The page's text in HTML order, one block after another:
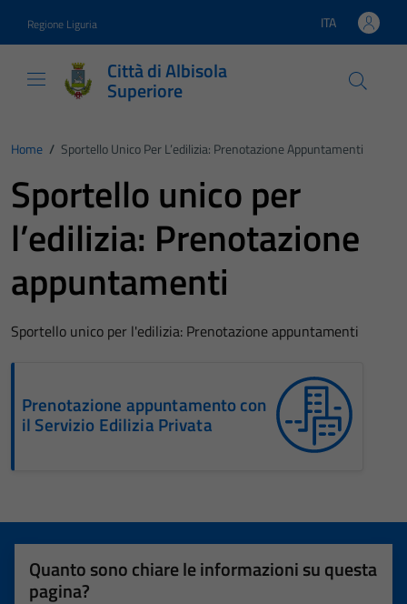
Regione Liguria Lingua attiva:
ITA
Città di Albisola
Superiore
Home / Sportello Unico Per L’edilizia: Prenotazione Appuntamenti
Sportello unico per
l’edilizia: Prenotazione
appuntamenti
Sportello unico per l'edilizia: Prenotazione appuntamenti
Prenotazione appuntamento con
il Servizio Edilizia Privata
Quanto sono chiare le informazioni su questa
pagina?